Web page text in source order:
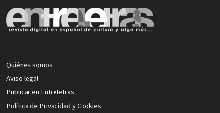
Quiénes somos
Aviso legal
Publicar en Entreletras
Política de Privacidad y Cookies